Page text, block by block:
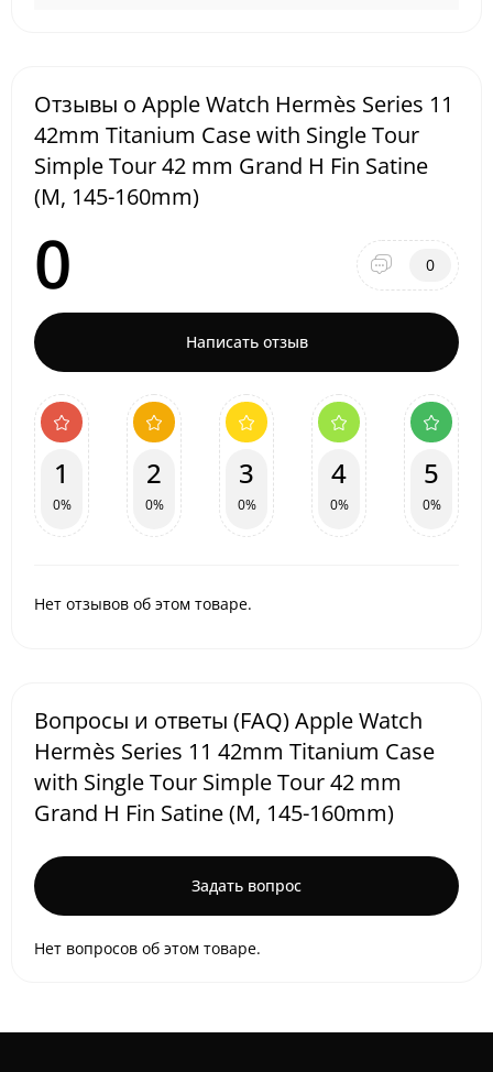
Отзывы о Apple Watch Hermès Series 11
42mm Titanium Case with Single Tour
Simple Tour 42 mm Grand H Fin Satine
(M, 145-160mm)
0 0
Написать отзыв
1
0%
2
0%
3
0%
4
0%
5
0%
Нет отзывов об этом товаре.
Вопросы и ответы (FAQ) Apple Watch
Hermès Series 11 42mm Titanium Case
with Single Tour Simple Tour 42 mm
Grand H Fin Satine (M, 145-160mm)
Задать вопрос
Нет вопросов об этом товаре.